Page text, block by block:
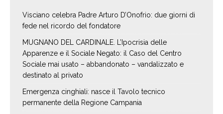
Visciano celebra Padre Arturo D’Onofrio: due giorni di
fede nel ricordo del fondatore
MUGNANO DEL CARDINALE. L’Ipocrisia delle
Apparenze e il Sociale Negato: il Caso del Centro
Sociale mai usato – abbandonato – vandalizzato e
destinato al privato
Emergenza cinghiali: nasce il Tavolo tecnico
permanente della Regione Campania